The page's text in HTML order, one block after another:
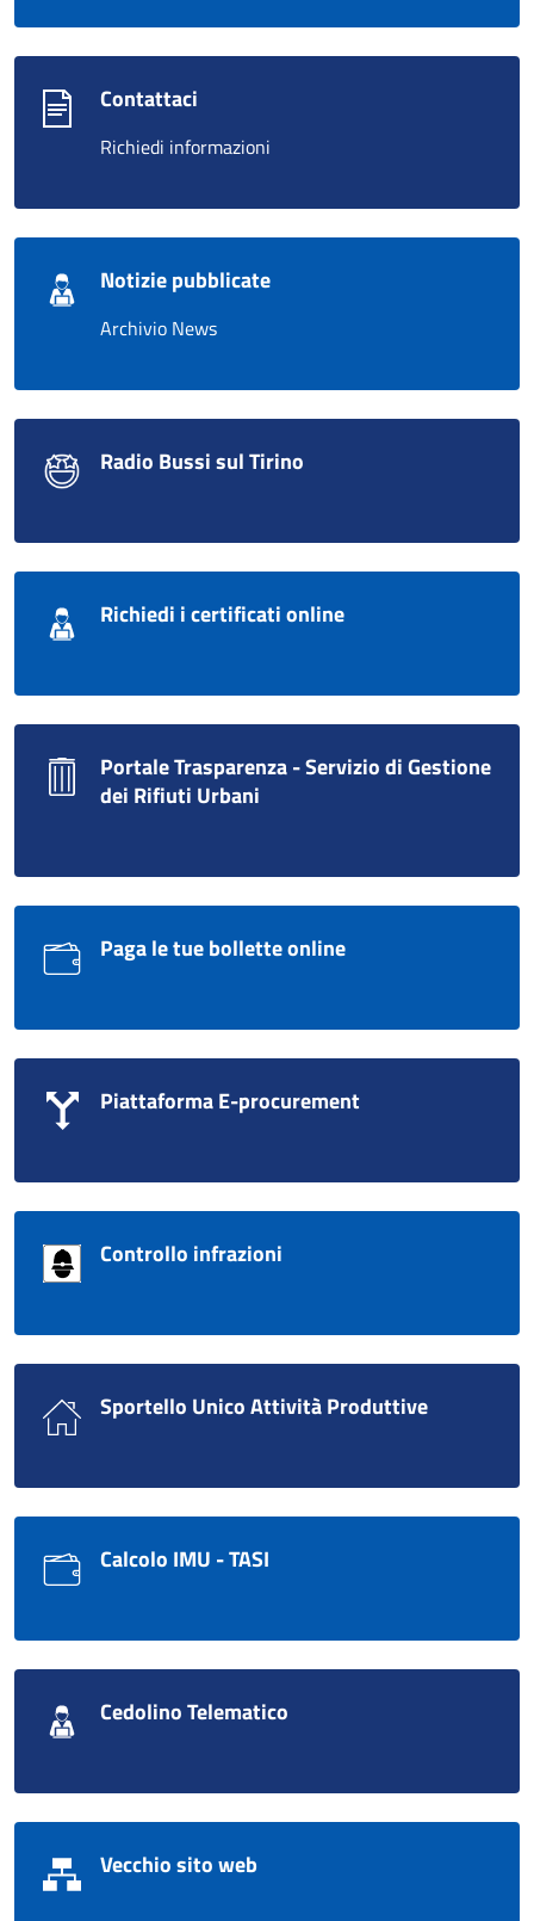
Contattaci
Richiedi informazioni
Notizie pubblicate
Archivio News
Radio Bussi sul Tirino
Richiedi i certificati online
Portale Trasparenza - Servizio di Gestione
dei Rifiuti Urbani
Paga le tue bollette online
Piattaforma E-procurement
Controllo infrazioni
Sportello Unico Attività Produttive
Calcolo IMU - TASI
Cedolino Telematico
Vecchio sito web